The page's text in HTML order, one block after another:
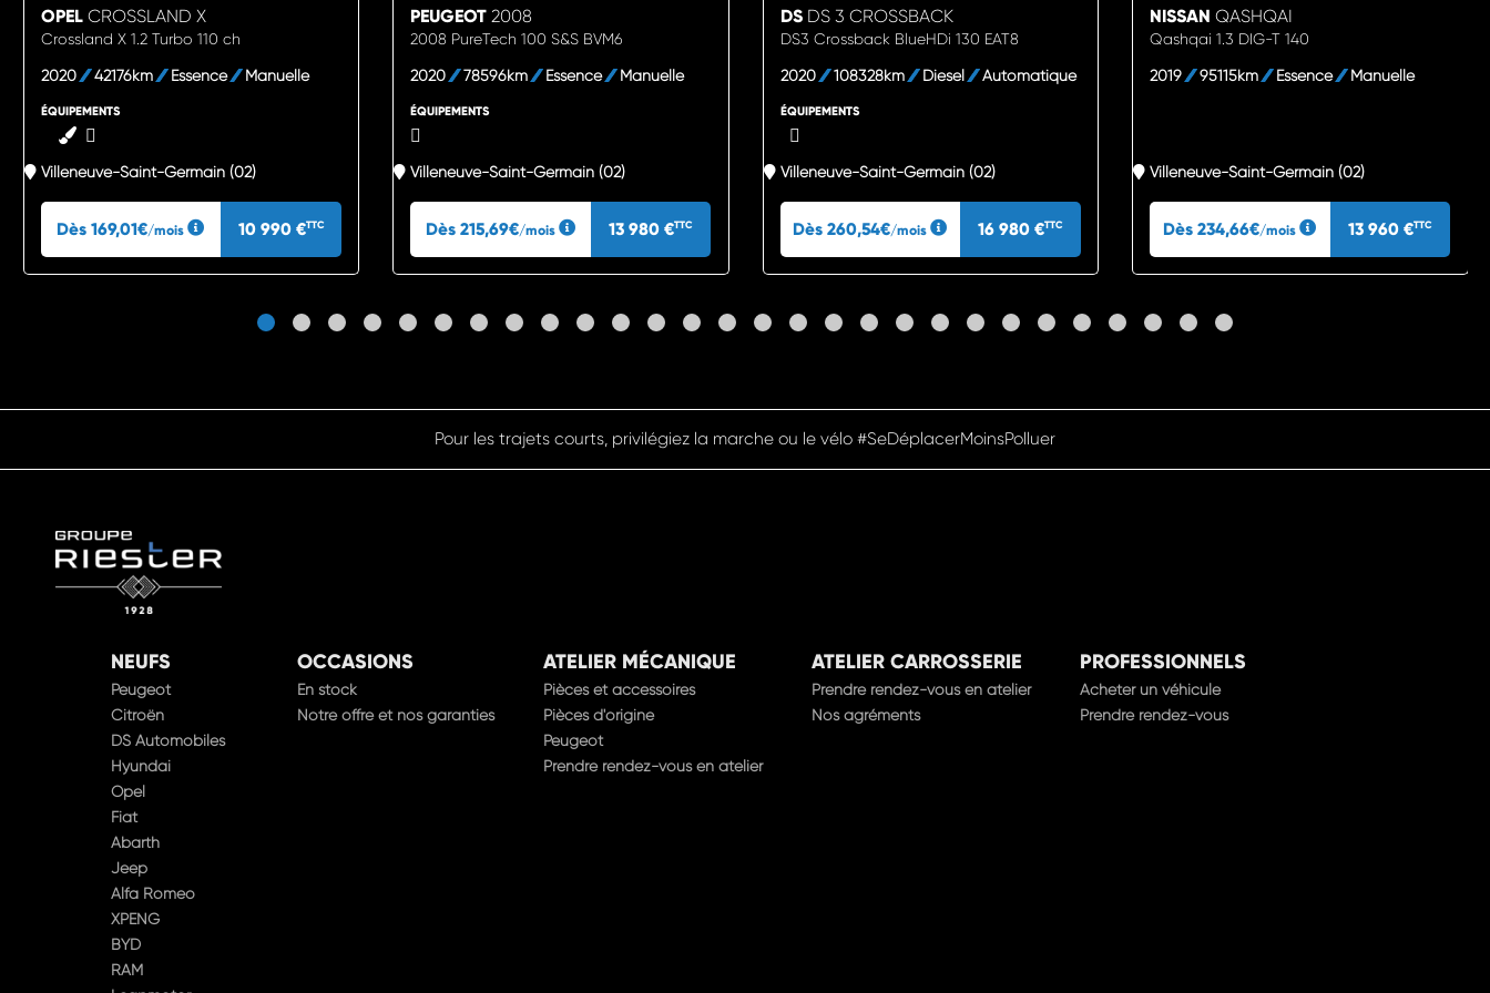
OPELCROSSLAND X
Crossland X 1.2 Turbo 110 ch
2020 42176km Essence Manuelle
ÉQUIPEMENTS
Villeneuve-Saint-Germain (02)
Dès 169,01€/mois 10 990 €TTC
PEUGEOT 2008
2008 PureTech 100 S&S BVM6
2020 78596km Essence Manuelle
ÉQUIPEMENTS
Villeneuve-Saint-Germain (02)
Dès 215,69€/mois 13 980 €TTC
DSDS 3 CROSSBACK
DS3 Crossback BlueHDi 130 EAT8
2020 108328km Diesel Automatique
ÉQUIPEMENTS
Villeneuve-Saint-Germain (02)
Dès 260,54€/mois 16 980 €TTC
NISSAN QASHQAI
Qashqai 1.3 DIG-T 140
2019 95115km Essence Manuelle
Villeneuve-Saint-Germain (02)
Dès 234,66€/mois 13 960 €TTC
Pensez à covoiturer #SeDéplacerMoinsPolluer
NEUFS
Peugeot
Citroën
DS Automobiles
Hyundai
Opel
Fiat
Abarth
Jeep
Alfa Romeo
XPENG
BYD
RAM
OCCASIONS
En stock
Notre offre et nos garanties
ATELIER MÉCANIQUE
Pièces et accessoires
Pièces d'origine
Peugeot
Prendre rendez-vous en atelier
ATELIER CARROSSERIE
Prendre rendez-vous en atelier
Nos agréments
PROFESSIONNELS
Acheter un véhicule
Prendre rendez-vous